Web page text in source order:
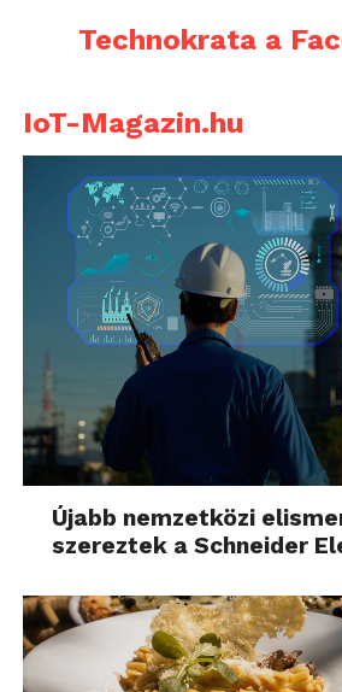
Technokrata a
IoT-Magazin.hu
Újabb nemzetközi
szereztek a Schneider